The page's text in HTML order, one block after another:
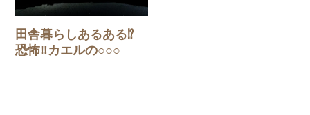
田舎暮らしあるある⁉
恐怖‼カエルの○○○